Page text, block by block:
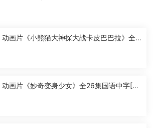
动画片《小熊猫大神探大战卡皮巴巴拉》全2
动画片《妙奇变身少女》全26集国语中字[10